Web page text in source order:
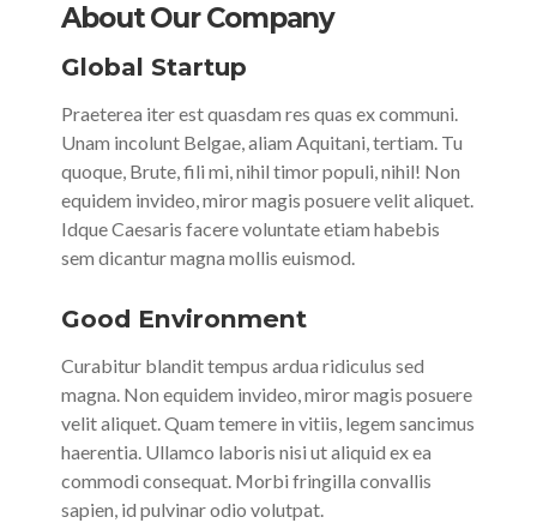
About Our Company
Global Startup
Praeterea iter est quasdam res quas ex communi.
Unam incolunt Belgae, aliam Aquitani, tertiam. Tu
quoque, Brute, fili mi, nihil timor populi, nihil! Non
equidem invideo, miror magis posuere velit aliquet.
Idque Caesaris facere voluntate etiam habebis
sem dicantur magna mollis euismod.
Good Environment
Curabitur blandit tempus ardua ridiculus sed
magna. Non equidem invideo, miror magis posuere
velit aliquet. Quam temere in vitiis, legem sancimus
haerentia. Ullamco laboris nisi ut aliquid ex ea
commodi consequat. Morbi fringilla convallis
sapien, id pulvinar odio volutpat.